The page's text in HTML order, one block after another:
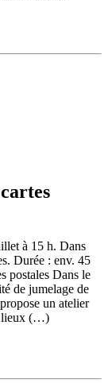
à 15 h. Dans
Durée : env. 45
postales Dans le
de jumelage de
un atelier
lieux (…)